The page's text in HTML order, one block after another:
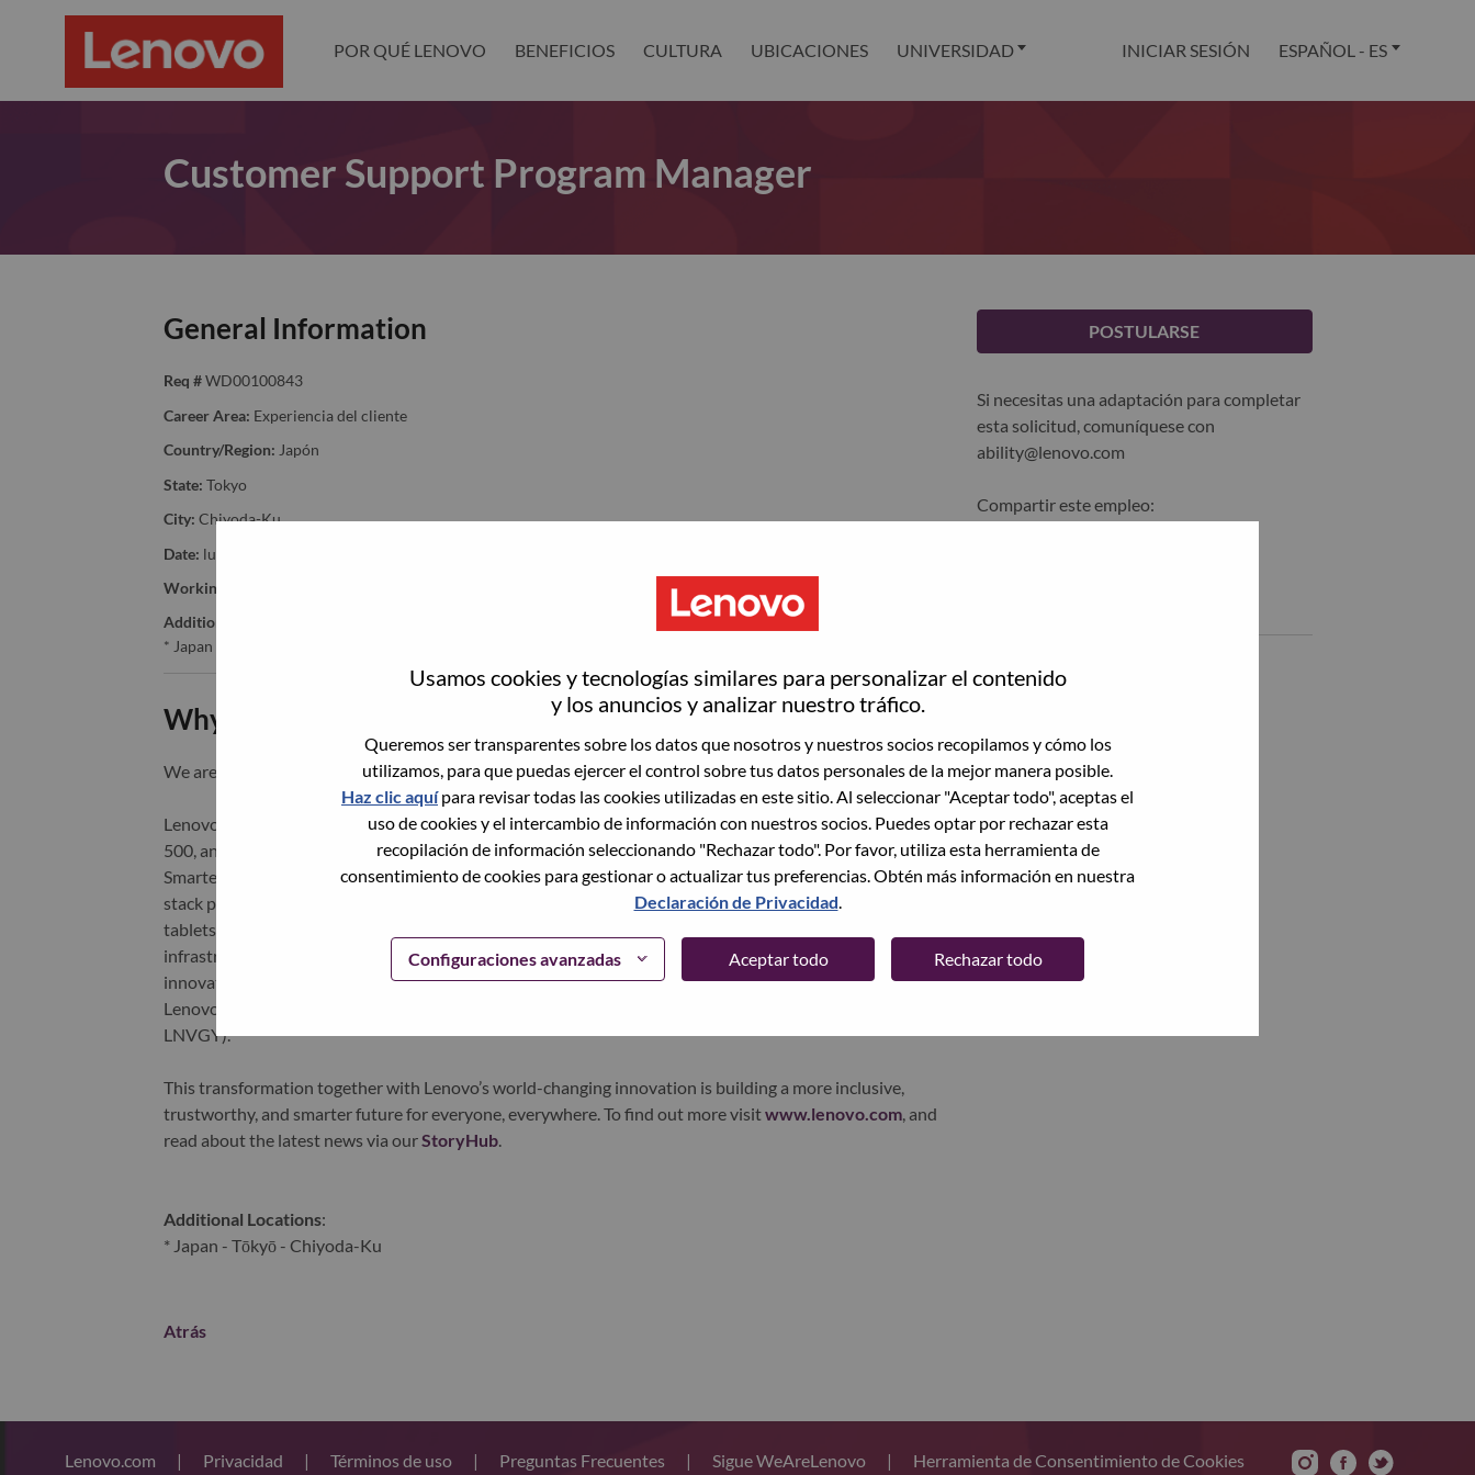
Usamos cookies y tecnologías similares para personalizar el contenido
y los anuncios y analizar nuestro tráfico.
Queremos ser transparentes sobre los datos que nosotros y nuestros socios recopilamos y cómo los
utilizamos, para que puedas ejercer el control sobre tus datos personales de la mejor manera posible.
Haz clic aquípara revisar todas las cookies utilizadas en este sitio. Al seleccionar "Aceptar todo", aceptas el
uso de cookies y el intercambio de información con nuestros socios. Puedes optar por rechazar esta
recopilación de información seleccionando "Rechazar todo". Por favor, utiliza esta herramienta de
consentimiento de cookies para gestionar o actualizar tus preferencias. Obtén más información en nuestra
Declaración de Privacidad.
Configuraciones avanzadas Aceptar todo Rechazar todo
POR QUÉ LENOVO BENEFICIOS CULTURA UBICACIONES UNIVERSIDAD INICIAR SESIÓN ESPAÑOL - ES
Customer Support Program Manager
General Information
Req # WD00100843
Career Area: Experiencia del cliente
Country/Region: Japón
State: Tokyo
City: Chiyoda-Ku
Date: lunes, Junio 15, 2026
Working Time:
Additional Locations
* Japan - Tōkyō - Chiyoda-Ku
Why Work at Lenovo
We are Lenovo. We do what we say. We own what we do. We WOW our customers.
Lenovo is a US$83 billion revenue global technology powerhouse, ranked #153 in the Fortune Global
500, and serving millions of customers every day in 180 markets. Focused on a bold vision to deliver
Smarter Technology for All, Lenovo has built on its success as the world’s largest PC company with a full-
stack portfolio of AI-enabled, AI-ready, and AI-optimized devices (PCs, workstations, smartphones,
tablets), infrastructure (server, storage, edge, high performance computing and software defined
infrastructure), software, solutions, and services. Lenovo’s continued investment in world-changing
innovation is building a more equitable, trustworthy, and smarter future for everyone, everywhere.
Lenovo is listed on the Hong Kong stock exchange under Lenovo Group Limited (HKSE: 992) (ADR:
LNVGY).
This transformation together with Lenovo’s world-changing innovation is building a more inclusive,
trustworthy, and smarter future for everyone, everywhere. To find out more visitwww.lenovo.com, and
read about the latest news via ourStoryHub.
Additional Locations:
* Japan - Tōkyō - Chiyoda-Ku
Atrás
POSTULARSE
Si necesitas una adaptación para completar
esta solicitud, comuníquese con
ability@lenovo.com
Compartir este empleo:
Head of Service Channels
Ver todas
Lenovo.com | Privacidad | Términos de uso | Preguntas Frecuentes | Sigue WeAreLenovo | Herramienta de Consentimiento de Cookies